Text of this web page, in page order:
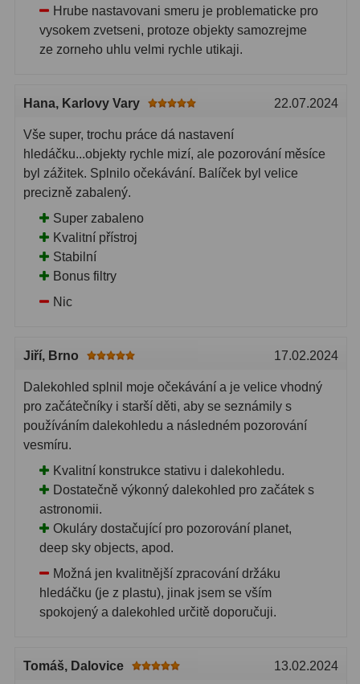
Hrube nastavovani smeru je problematicke pro
vysokem zvetseni, protoze objekty samozrejme
ze zorneho uhlu velmi rychle utikaji.
Hana, Karlovy Vary 22.07.2024
Vše super, trochu práce dá nastavení
hledáčku...objekty rychle mizí, ale pozorování měsíce
byl zážitek. Splnilo očekávání. Balíček byl velice
precizně zabalený.
Super zabaleno
Kvalitní přístroj
Stabilní
Bonus filtry
Nic
Jiří, Brno 17.02.2024
Dalekohled splnil moje očekávání a je velice vhodný
pro začátečníky i starší děti, aby se seznámily s
používáním dalekohledu a následném pozorování
vesmíru.
Kvalitní konstrukce stativu i dalekohledu.
Dostatečně výkonný dalekohled pro začátek s
astronomii.
Okuláry dostačující pro pozorování planet,
deep sky objects, apod.
Možná jen kvalitnější zpracování držáku
hledáčku (je z plastu), jinak jsem se vším
spokojený a dalekohled určitě doporučuji.
Tomáš, Dalovice 13.02.2024